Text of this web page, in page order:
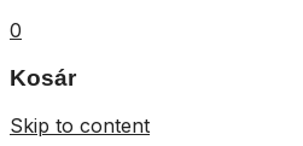
0
Kosár
Skip to content